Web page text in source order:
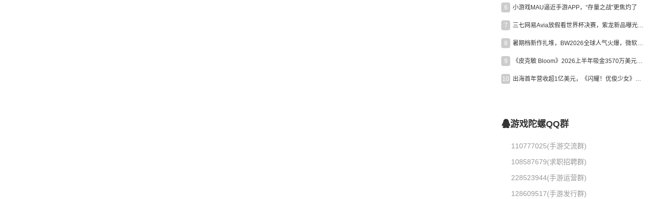
6 小游戏MAU逼近手游APP，“存量之战”更焦灼了
7 三七网易Avia放假看世界杯决赛，紫龙新品曝光，米哈游新作上线 | 陀螺周报
8 暑期档新作扎堆，BW2026全球人气火爆，微软XBOX大裁员|陀螺周报
9 《皮克敏 Bloom》2026上半年吸金3570万美元，中国台湾成最大市场
10 出海首年营收超1亿美元，《闪耀！优俊少女》美国市场占比达七成
游戏陀螺QQ群
110777025(手游交流群)
108587679(求职招聘群)
228523944(手游运营群)
128609517(手游发行群)